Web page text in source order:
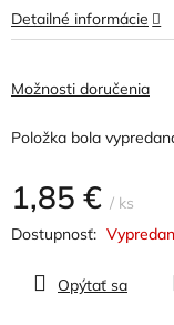
1,85 € / ks
Jednotková
Možnosti doručenia
Položka bola
Detailné informácie
Opýtať sa